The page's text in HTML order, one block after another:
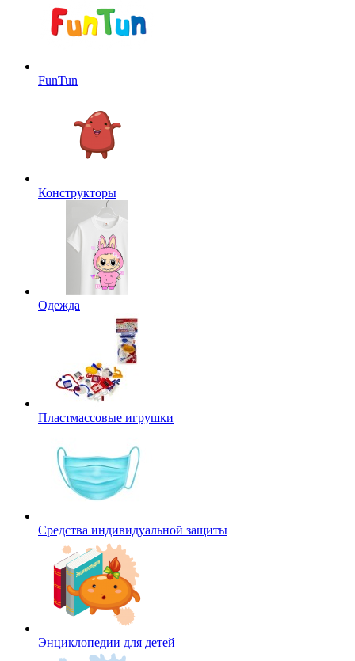
FunTun
Конструкторы
Одежда
Пластмассовые игрушки
Средства индивидуальной защиты
Энциклопедии для детей